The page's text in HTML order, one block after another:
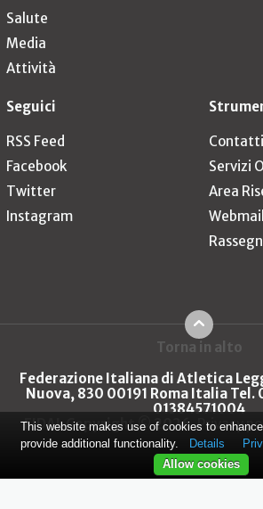
Salute
Media
Attività
Seguici
RSS Feed
Facebook
Twitter
Instagram
Contatti
Servizi
Area
Webmail
Torna in alto
Federazione Italiana di Atletica
Nuova, 830 00191 Roma Italia Tel.
01384571004
FIDAL Copyright © 2026 Privacy
This website makes use of cookies to
provide additional functionality.
Details
Allow cookies